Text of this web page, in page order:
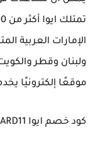
الإمارات العربية
ولبنان وقطر
موقعًا إلكترونيًا
كود خصم ايوا ARD11